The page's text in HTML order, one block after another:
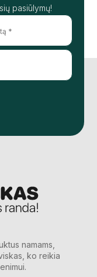
pasiūlymų!
namams,
ko reikia